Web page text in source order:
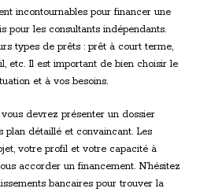
incontournables pour financer une
pour les consultants indépendants.
types de prêts : prêt à court terme,
etc. Il est important de bien choisir le
et à vos besoins.
devrez présenter un dossier
plan détaillé et convaincant. Les
votre profil et votre capacité à
accorder un financement. N’hésitez
bancaires pour trouver la